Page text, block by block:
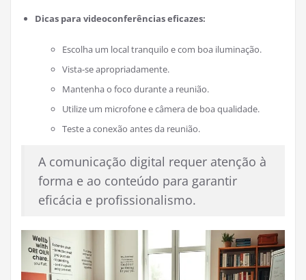
Dicas para videoconferências eficazes:
Escolha um local tranquilo e com boa iluminação.
Vista-se apropriadamente.
Mantenha o foco durante a reunião.
Utilize um microfone e câmera de boa qualidade.
Teste a conexão antes da reunião.
A comunicação digital requer atenção à
forma e ao conteúdo para garantir
eficácia e profissionalismo.